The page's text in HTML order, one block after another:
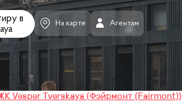
в
На карте Агентам
Vesper Tverskaya (Фэйрмонт (Fairmont))